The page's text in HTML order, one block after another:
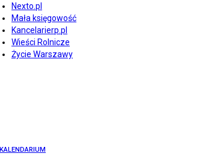
Nexto.pl
Mała księgowość
Kancelarierp.pl
Wieści Rolnicze
Życie Warszawy
KALENDARIUM